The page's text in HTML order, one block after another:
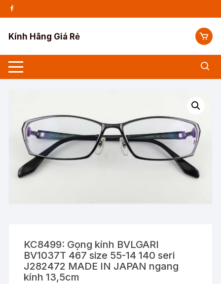
Chuyển
tới
dungKính Hãng Giá Rẻ
KC8499: Gọng kính BVLGARI
BV1037T 467 size 55-14 140 seri
J282472 MADE IN JAPAN ngang
kính 13,5cm